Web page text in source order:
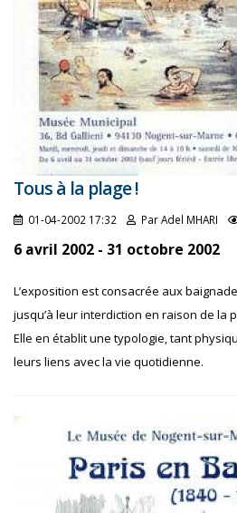
Tous à la plage !
01-04-2002 17:32 Par Adel MHARI
6 avril 2002 - 31 octobre 2002
L’exposition est consacrée aux
jusqu’à leur interdiction en raison de la
Elle en établit une typologie, tant
leurs liens avec la vie quotidienne.